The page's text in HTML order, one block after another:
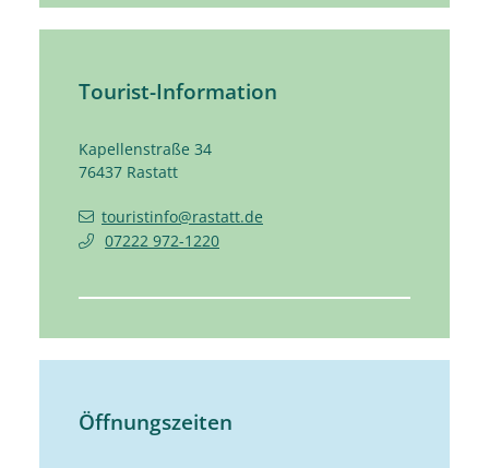
Tourist-Information
Kapellenstraße 34
76437 Rastatt
touristinfo@rastatt.de
07222 972-1220
Öffnungszeiten